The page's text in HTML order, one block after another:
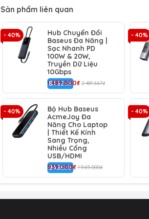
tưởng cho việc chơi game, xem
🚀MỞ RỘNG 3 CỔNG USB 3.0 TỐC
kết nối. Ba cổng USB 3.0 cho phép
tốc độ truyền dữ liệu lên đến
HOẠT ĐỘNG ỔN ĐỊNH VỚI CHIP
con chip hiệu năng cao riêng biệt.
độ trễ thấp và không gây nhiễu
✨THIẾT KẾ NHỎ GỌN, VỎ NHÔM
bạn. Với thiết kế nhỏ gọn, bạn có
không chỉ mang lại vẻ ngoài sang
TÍNH NĂNG NỔI BẬT⚙️
Sản phẩm liên quan
- 40%
Hub Chuyển Đổi
Baseus Đa Năng |
Sạc Nhanh PD
100W & 20W,
Truyền Dữ Liệu
10Gbps
1.489.000₫ 2.481.667₫
BASEUS
- 40%
- 40%
Bộ Hub Baseus
AcmeJoy Đa
Năng Cho Laptop
| Thiết Kế Kính
Sang Trọng,
Nhiều Cổng
USB/HDMI
939.000₫ 1.565.000₫
BASEUS
- 40%